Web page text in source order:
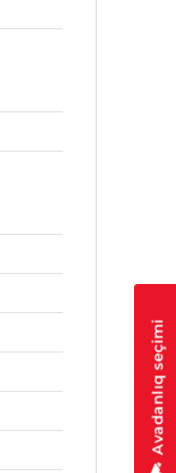
Avadanlıq seçimi